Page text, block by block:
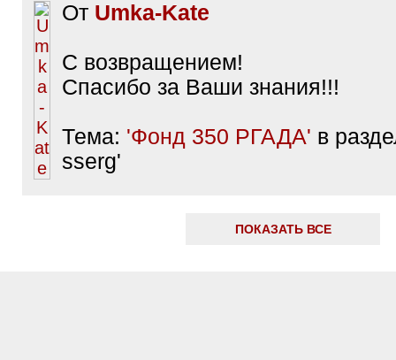
От Umka-Kate
С возвращением!
Спасибо за Ваши знания!!!
Тема: 'Фонд 350 РГАДА' в
sserg'
ПОКАЗАТЬ ВСЕ